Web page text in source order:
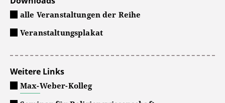
alle Veranstaltungen der Reihe
Veranstaltungsplakat
Weitere Links
Max-Weber-Kolleg